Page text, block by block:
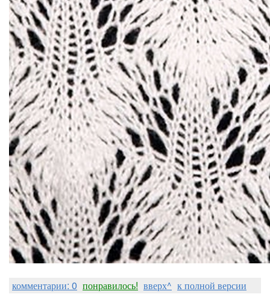
комментарии: 0 понравилось! вверх^ к полной версии